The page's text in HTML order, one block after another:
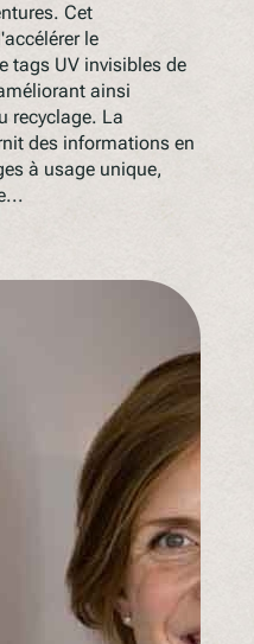
Cet
le
tags UV invisibles de
ainsi
recyclage. La
des informations en
à usage unique,